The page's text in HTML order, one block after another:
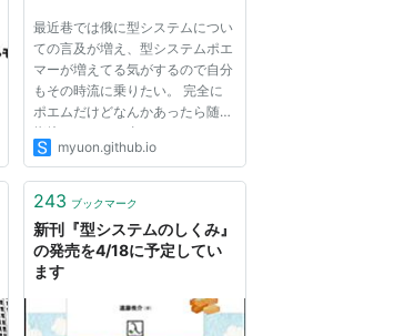
最近巷では俄に型システムについ
ての言及が増え、型システムポエ
マーが増えてる気がするので自分
もその時流に乗りたい。 完全に
ポエムだけどなんかあったら随時
指摘ください。直します。 TL;DR
言いたいことはまとめると次 型
どいいところを探すべき 型は万
myuon.github.io
243 ブックマーク
新刊『型システムのしくみ』
の発売を4/18に予定してい
ます